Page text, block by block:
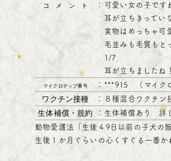
コ メ ン ト ： 可愛い女の子です
耳が立ちきってい
実物はめっちゃ可
毛並みも毛質もと
1/7
耳が立ちましたね
マイクロチップ番号 ： ***915 （マイク
ワクチン接種 ： ８種混合ワクチン
生体補償・規約 ： 生体補償あり 詳
動物愛護法「生後４9日以前の子犬の
生後１か月ぐらいの心くすぐる一番か